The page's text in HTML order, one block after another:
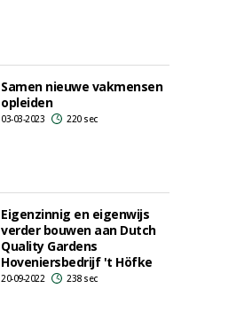
Samen nieuwe vakmensen
opleiden
03-03-2023 220 sec
Eigenzinnig en eigenwijs
verder bouwen aan Dutch
Quality Gardens
Hoveniersbedrijf 't Höfke
20-09-2022 238 sec